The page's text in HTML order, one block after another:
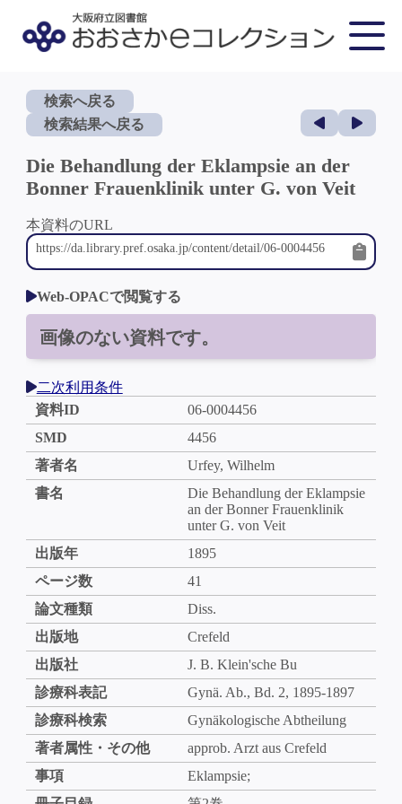
検索へ戻る
検索結果へ戻る
Die Behandlung der Eklampsie an der
Bonner Frauenklinik unter G. von Veit
本資料のURL
Web-OPACで閲覧する
画像のない資料です。
二次利用条件
資料ID
06-0004456
SMD
4456
著者名
Urfey, Wilhelm
書名
Die Behandlung der Eklampsie
an der Bonner Frauenklinik
unter G. von Veit
出版年
1895
ページ数
41
論文種類
Diss.
出版地
Crefeld
出版社
J. B. Klein'sche Bu
診療科表記
Gynä. Ab., Bd. 2, 1895-1897
診療科検索
Gynäkologische Abtheilung
著者属性・その他
approb. Arzt aus Crefeld
事項
Eklampsie;